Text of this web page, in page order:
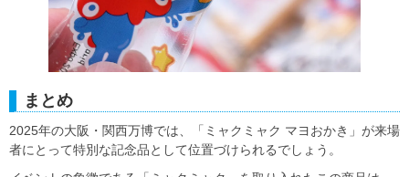
まとめ
2025年の大阪・関西万博では、「ミャクミャク マヨおかき」が来場
者にとって特別な記念品として位置づけられるでしょう。